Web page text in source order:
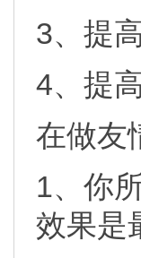
3、提
4、提
在做友
1、你
效果是